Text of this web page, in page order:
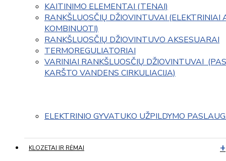
KAITINIMO ELEMENTAI (TENAI)
RANKŠLUOSČIŲ DŽIOVINTUVAI (ELEKTRINIAI
KOMBINUOTI)
RANKŠLUOSČIŲ DŽIOVINTUVO AKSESUARAI
TERMOREGULIATORIAI
VARINIAI RANKŠLUOSČIŲ DŽIOVINTUVAI
KARŠTO VANDENS CIRKULIACIJA)
ELEKTRINIO GYVATUKO UŽPILDYMO
KLOZETAI IR RĖMAI